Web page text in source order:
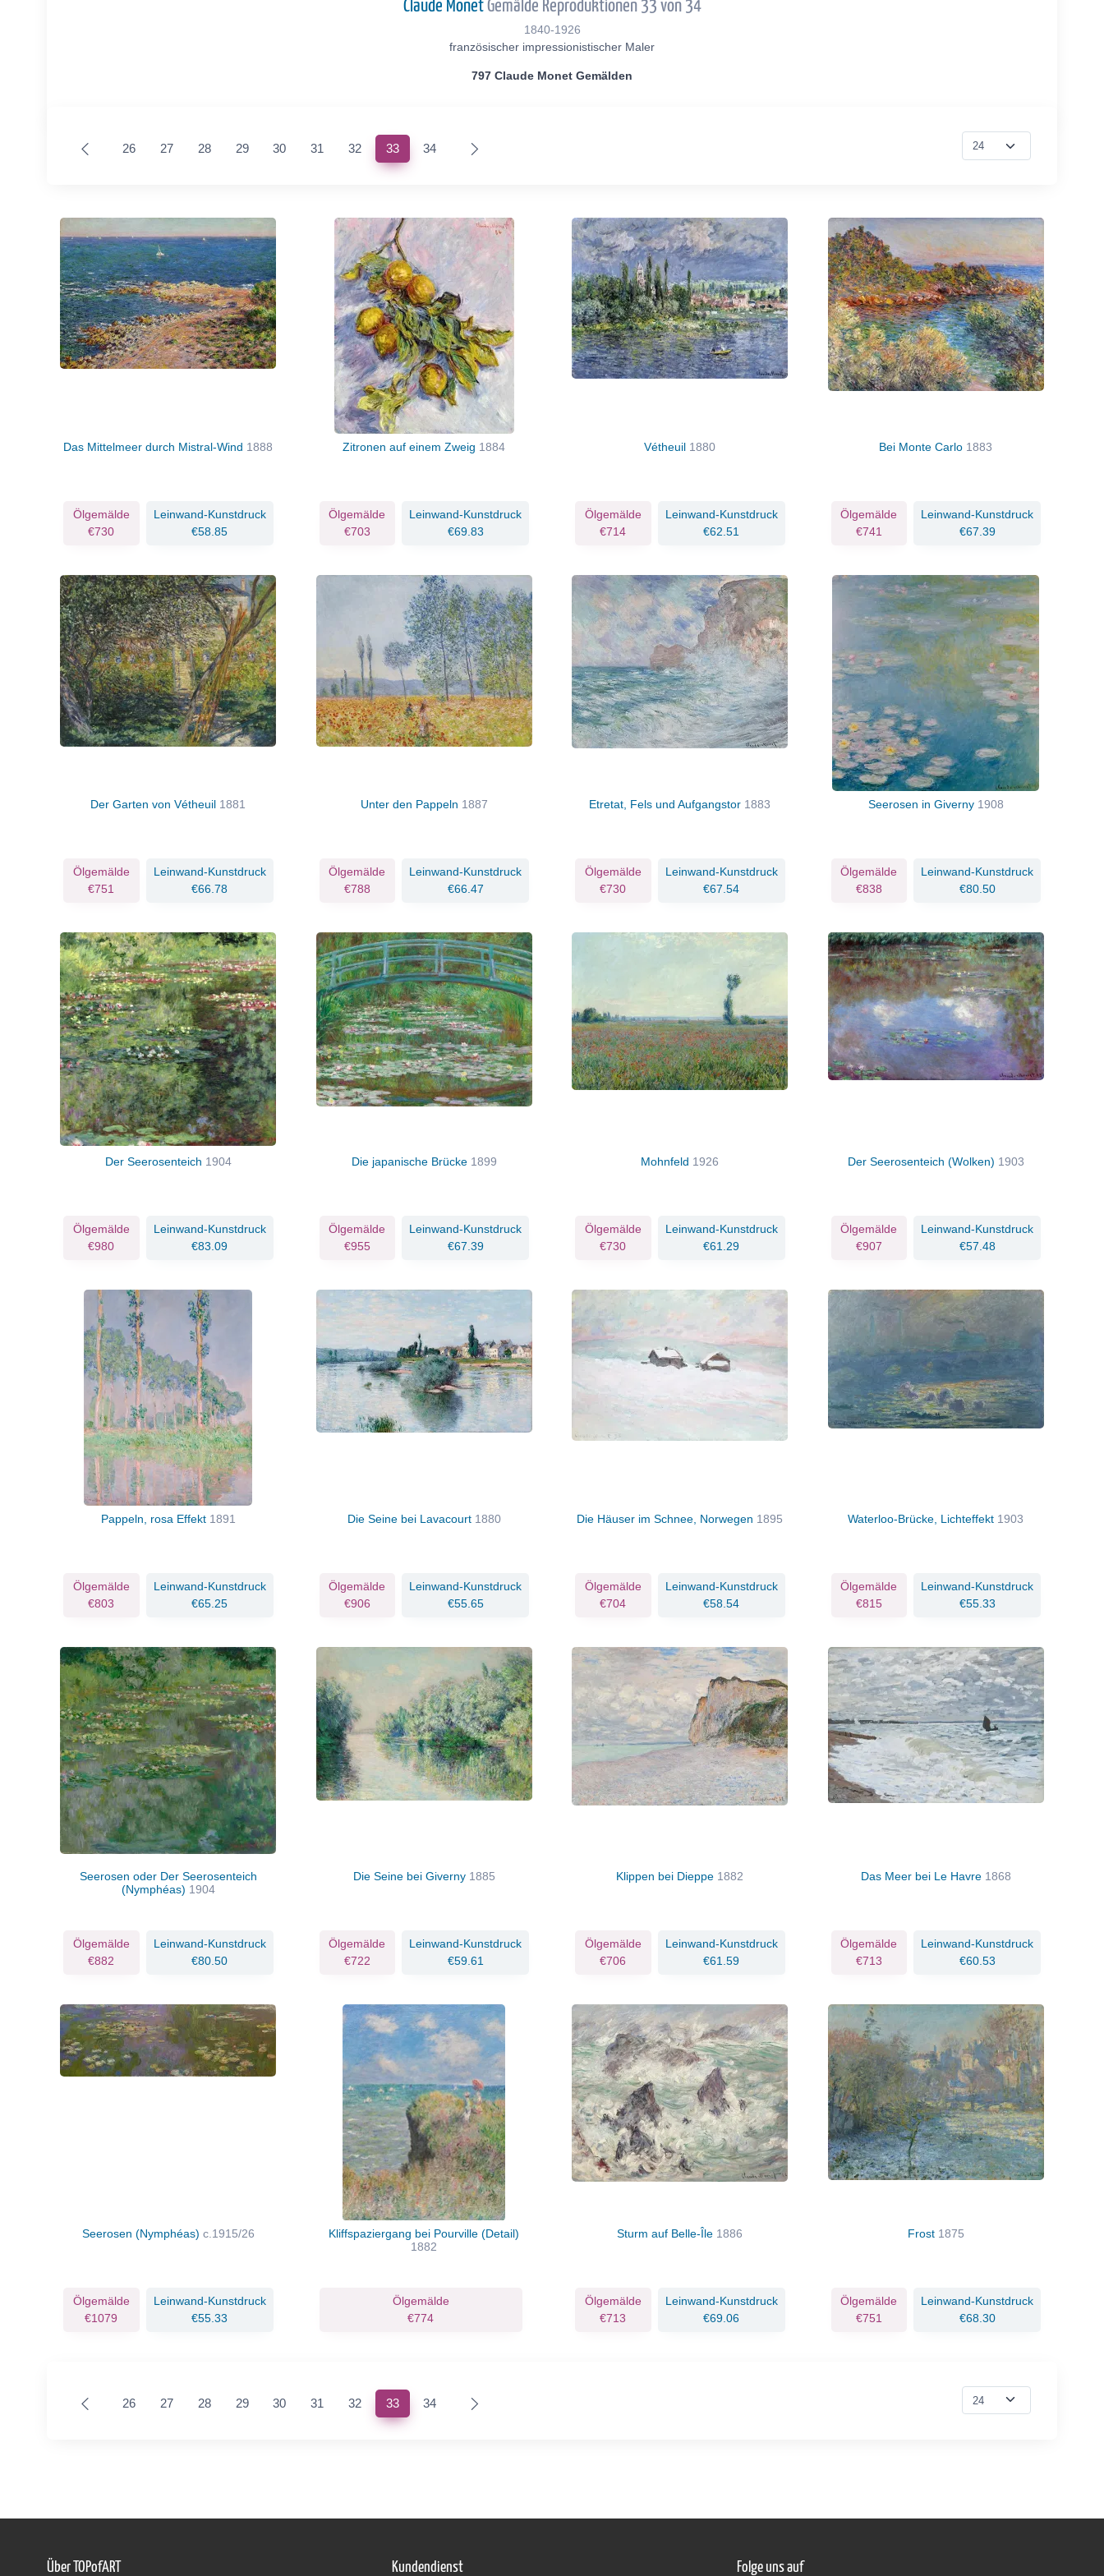
Claude MonetGemälde Reproduktionen 33 von 34
1840-1926
französischer impressionistischer Maler
797 Claude Monet Gemälden
26 27 28 29 30 31 32 33(current)
34
Das Mittelmeer durch Mistral-Wind 1888
Ölgemälde
€730
Leinwand-Kunstdruck
€58.85
Zitronen auf einem Zweig 1884
Ölgemälde
€703
Leinwand-Kunstdruck
€69.83
Vétheuil 1880
Ölgemälde
€714
Leinwand-Kunstdruck
€62.51
Bei Monte Carlo 1883
Ölgemälde
€741
Leinwand-Kunstdruck
€67.39
Der Garten von Vétheuil 1881
Ölgemälde
€751
Leinwand-Kunstdruck
€66.78
Unter den Pappeln 1887
Ölgemälde
€788
Leinwand-Kunstdruck
€66.47
Etretat, Fels und Aufgangstor 1883
Ölgemälde
€730
Leinwand-Kunstdruck
€67.54
Seerosen in Giverny 1908
Ölgemälde
€838
Leinwand-Kunstdruck
€80.50
Der Seerosenteich 1904
Ölgemälde
€980
Leinwand-Kunstdruck
€83.09
Die japanische Brücke 1899
Ölgemälde
€955
Leinwand-Kunstdruck
€67.39
Mohnfeld 1926
Ölgemälde
€730
Leinwand-Kunstdruck
€61.29
Der Seerosenteich (Wolken) 1903
Ölgemälde
€907
Leinwand-Kunstdruck
€57.48
Pappeln, rosa Effekt 1891
Ölgemälde
€803
Leinwand-Kunstdruck
€65.25
Die Seine bei Lavacourt 1880
Ölgemälde
€906
Leinwand-Kunstdruck
€55.65
Die Häuser im Schnee, Norwegen 1895
Ölgemälde
€704
Leinwand-Kunstdruck
€58.54
Waterloo-Brücke, Lichteffekt 1903
Ölgemälde
€815
Leinwand-Kunstdruck
€55.33
Seerosen oder Der Seerosenteich
(Nymphéas) 1904
Ölgemälde
€882
Leinwand-Kunstdruck
€80.50
Die Seine bei Giverny 1885
Ölgemälde
€722
Leinwand-Kunstdruck
€59.61
Klippen bei Dieppe 1882
Ölgemälde
€706
Leinwand-Kunstdruck
€61.59
Das Meer bei Le Havre 1868
Ölgemälde
€713
Leinwand-Kunstdruck
€60.53
Seerosen (Nymphéas) c.1915/26
Ölgemälde
€1079
Leinwand-Kunstdruck
€55.33
Kliffspaziergang bei Pourville (Detail)
1882
Ölgemälde
€774
Sturm auf Belle-Île 1886
Ölgemälde
€713
Leinwand-Kunstdruck
€69.06
Frost 1875
Ölgemälde
€751
Leinwand-Kunstdruck
€68.30
26 27 28 29 30 31 32 33(current)
34
Über TOPofART Kundendienst Folge uns auf